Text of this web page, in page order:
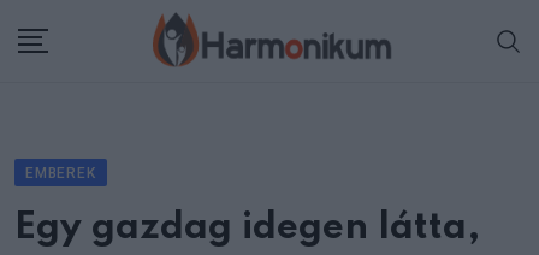
EMBEREK
Egy gazdag idegen látta,